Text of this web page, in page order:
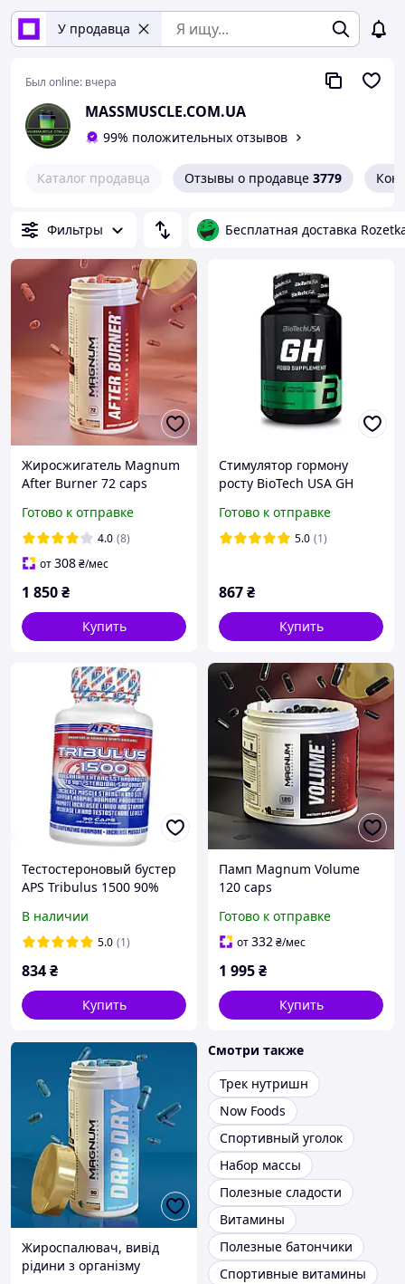
У продавца
Был online: вчера
MASSMUSCLE.COM.UA
99% положительных отзывов
Каталог продавца Отзывы о продавце 3779
Фильтры Бесплатная доставка
Жиросжигатель Magnum
After Burner 72 caps
Готово к отправке
4.0 (8)
от308₴/мес
1 850₴
Купить
Стимулятор гормону
росту BioTech USA GH
caps
Готово к отправке
5.0 (1)
867₴
Купить
Тестостероновый бустер
APS Tribulus 1500 90%
В наличии
5.0 (1)
834₴
Купить
Памп Magnum Volume
120 caps
Готово к отправке
от332₴/мес
1 995₴
Купить
Жироспалювач, вивід
рідини з організму
Смотри также
Трек нутришн
Now Foods
Спортивный уголок
Набор массы
Полезные сладости
Витамины
Полезные батончики
Спортивные витамины